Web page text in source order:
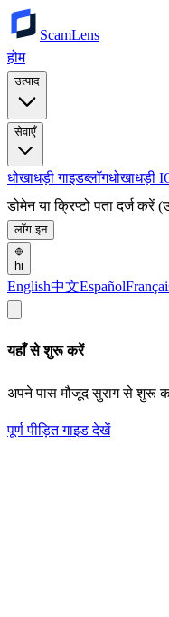
ScamLens
होम
उत्पाद
सेवाएँ
धोखाधड़ी गाइडब्लॉगधोखाधड़ी
डोमेन या क्रिप्टो पता दर्ज करें
लॉग इन
hi
English中文Español
यहाँ से शुरू करें
अपने पास मौजूद सुराग से शुरू करें,
पूर्ण पीड़ित गाइड देखें